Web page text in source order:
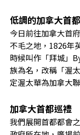
低調的加拿大首
今日前往加拿大首
不毛之地，1826年
時候叫作「拜城」
族為名，改稱「渥
定渥太華為加拿大
加拿大首都巡禮
我們展開首都都會